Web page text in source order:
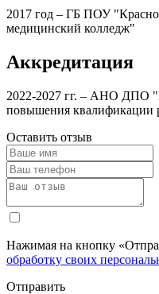
2017 год – ГБ ПОУ
медицинский колледж"
Аккредитация
2022-2027 гг. – АНО ДПО
повышения квалификации
Оставить отзыв
Нажимая на кнопку
обработку своих
Отправить